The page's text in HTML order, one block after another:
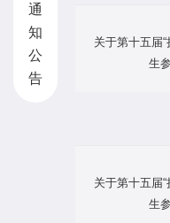
通
知
公
告
关于第十五届
生
关于第十五届
生